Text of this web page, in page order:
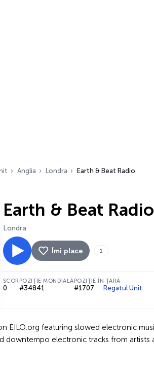
Anglia Londra Earth & Beat Radio
Earth & Beat Radio
Londra
Îmi place 1
SCOR
0
POZIȚIE MONDIALĂ
#34841
POZIȚIE ÎN ȚARĂ
#1707 Regatul Unit
EILO.org featuring slowed electronic
downtempo electronic tracks from artists